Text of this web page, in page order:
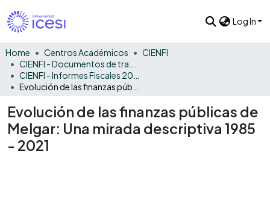
Log In
Home Centros Académicos
CIENFI
Evolución de las finanzas públicas de
Melgar: Una mirada descriptiva 1985
- 2021